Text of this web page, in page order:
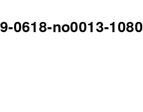
0618-no0013-1080